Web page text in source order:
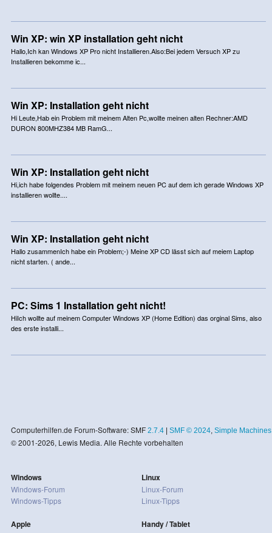
Win XP: win XP installation geht nicht
Hallo,Ich kan Windows XP Pro nicht Installieren.Also:Bei jedem Versuch XP zu
Installieren bekomme ic...
Win XP: Installation geht nicht
Hi Leute,Hab ein Problem mit meinem Alten Pc,wollte meinen alten Rechner:AMD
DURON 800MHZ384 MB RamG...
Win XP: Installation geht nicht
Hi,ich habe folgendes Problem mit meinem neuen PC auf dem ich gerade Windows XP
installieren wollte....
Win XP: Installation geht nicht
Hallo zusammenIch habe ein Problem;-) Meine XP CD lässt sich auf meiem Laptop
nicht starten. ( ande...
PC: Sims 1 Installation geht nicht!
HiIch wollte auf meinem Computer Windows XP (Home Edition) das orginal Sims, also
des erste installi...
Computerhilfen.de Forum-Software: SMF 2.7.4| SMF © 2024, Simple Machines
© 2001-2026, Lewis Media. Alle Rechte vorbehalten
Windows
Windows-Forum
Windows-Tipps
Apple
Linux
Linux-Forum
Linux-Tipps
Handy / Tablet